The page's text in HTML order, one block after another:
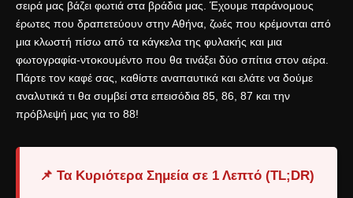
σειρά μας βάζει φωτιά στα βράδια μας. Έχουμε παράνομους
έρωτες που δραπετεύουν στην Αθήνα, ζωές που κρέμονται από
μια κλωστή πίσω από τα κάγκελα της φυλακής και μια
φωτογραφία-ντοκουμέντο που θα τινάξει δύο σπίτια στον αέρα.
Πάρτε τον καφέ σας, καθίστε αναπαυτικά και ελάτε να δούμε
αναλυτικά τι θα συμβεί στα επεισόδια 85, 86, 87 και την
πρόβλεψή μας για το 88!
📌 Τα Κυριότερα Σημεία σε 1 Λεπτό (TL;DR)